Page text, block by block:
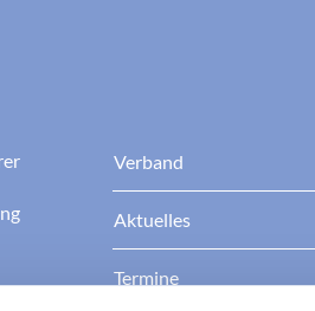
Verband
Aktuelles
Termine